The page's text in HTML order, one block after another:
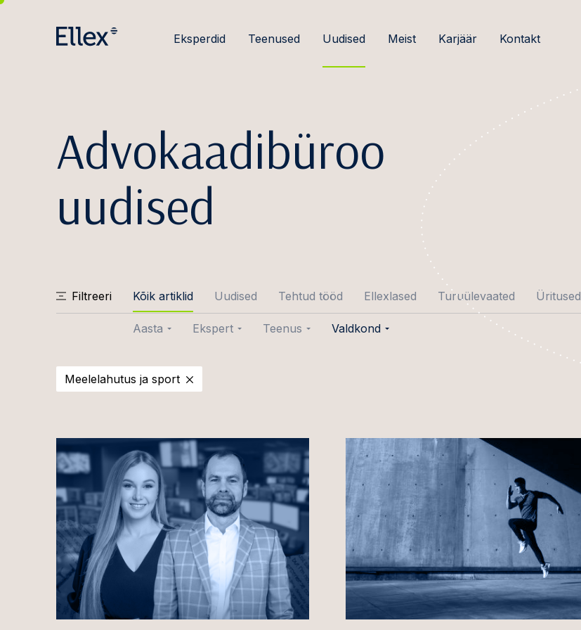
Eksperdid Teenused Uudised Meist Karjäär Kontakt
Advokaadibüroo
uudised
Filtreeri Kõik artiklid Uudised Tehtud tööd Ellexlased Turuülevaated Üritused
Aasta
2025
2023
2022
2021
2020
Ekspert
Liisbeth Eero
Triin Frosch
Kevin Gerretz
Linda Helen Herman
Jaanus Ikla
Kaisa Jakobsoo
Siim Jürgens
Teenus
Kinnisvaratehingud ja
Erakapital
Finantseerimine
Äritehingud
Ehitusõigus
Üldine äri- ja lepinguõigus
Valdkond
Pangad ja finantsasutused
Kaitsetööstus
Energeetika ja
üldhuviteenused
Tervishoid ja ravimitööstus
Tööstus
Taristu ja transport
Meelelahutus ja sport